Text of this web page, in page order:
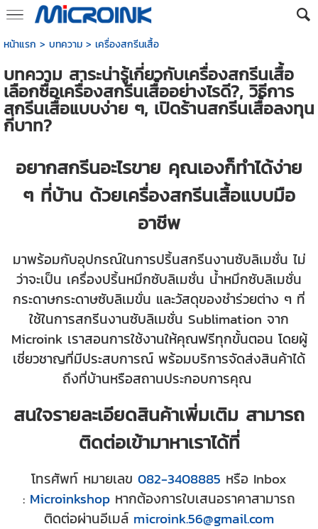
หน้าแรก > บทความ> เครื่องสกรีนเสื้อ
บทความ สาระน่ารู้เกี่ยวกับเครื่องสกรีนเสื้อ
เลือกซื้อเครื่องสกรีนเสื้ออย่างไรดี?, วิธีการ
สกรีนเสื้อแบบง่าย ๆ, เปิดร้านสกรีนเสื้อลงทุน
กี่บาท?
อยากสกรีนอะไรขาย คุณเองก็ทำได้ง่าย
ๆ ที่บ้าน ด้วยเครื่องสกรีนเสื้อแบบมือ
อาชีพ
มาพร้อมกับอุปกรณ์ในการปริ้นสกรีนงานซับลิเมชั่น ไม่
ว่าจะเป็น เครื่องปริ้นหมึกซับลิเมชั่น น้ำหมึกซับลิเมชั่น
กระดาษกระดาษซับลิเมขั่น และวัสดุของชำร่วยต่าง ๆ ที่
ใช้ในการสกรีนงานซับลิเมชั่น Sublimation จาก
Microink เราสอนการใช้งานให้คุณฟรีทุกขั้นตอน โดยผู้
เชี่ยวชาญที่มีประสบการณ์ พร้อมบริการจัดส่งสินค้าได้
ถึงที่บ้านหรือสถานประกอบการคุณ
สนใจรายละเอียดสินค้าเพิ่มเติม สามารถ
ติดต่อเข้ามาหาเราได้ที่
โทรศัพท์ หมายเลข 082-3408885 หรือ Inbox
: Microinkshop หากต้องการใบเสนอราคาสามารถ
ติดต่อผ่านอีเมล์ microink.56@gmail.com